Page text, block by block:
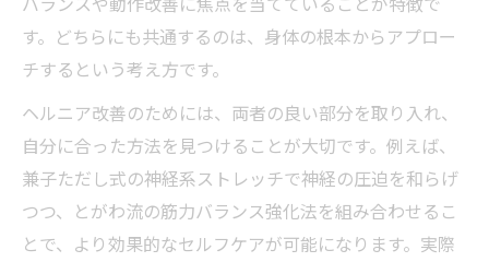
腰から足へアプローチする兼子ただしのポ
イント
す。どちらにも共通するのは、身体の根本からアプロー
チするという考え方です。
ヘルニア改善のためには、両者の良い部分を取り入れ、
自分に合った方法を見つけることが大切です。例えば、
兼子ただし式の神経系ストレッチで神経の圧迫を和らげ
つつ、とがわ流の筋力バランス強化法を組み合わせるこ
とで、より効果的なセルフケアが可能になります。実際